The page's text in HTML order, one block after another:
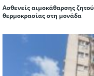
Ασθενείς αιμοκάθαρσης
θερμοκρασίας στη μονάδα